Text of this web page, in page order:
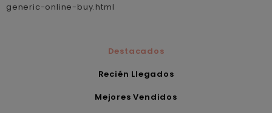
generic-online-buy.html
Destacados
Recién Llegados
Mejores Vendidos